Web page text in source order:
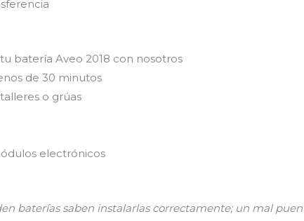
batería Aveo 2018 con nosotros
de 30 minutos
o grúas
electrónicos
baterías saben instalarlas correctamente; un mal